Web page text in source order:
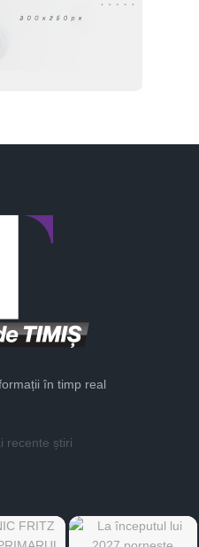
în timp real
recente știri